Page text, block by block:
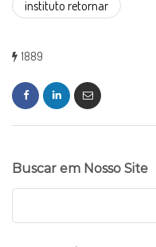
instituto retornar
1889
Buscar em Nosso Site